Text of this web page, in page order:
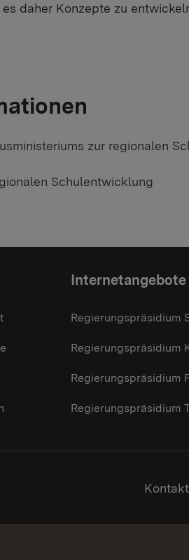
daher Konzepte zu
zur regionalen
Schulentwicklung
Internetangebote
Regierungspräsidium
Regierungspräsidium
Regierungspräsidium
Regierungspräsidium
Kontakt